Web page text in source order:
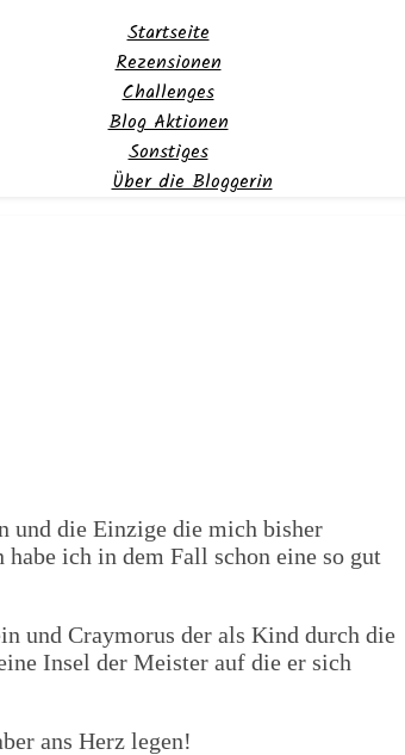
Startseite
Rezensionen
Challenges
Blog Aktionen
Sonstiges
Über die Bloggerin
und die Einzige die mich bisher
ich in dem Fall schon eine so gut
und Craymorus der als Kind durch die
Insel der Meister auf die er sich
ans Herz legen!